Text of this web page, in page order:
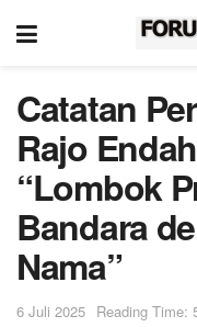
Catatan
Rajo
“Lombok
Bandara
Nama”
6 Juli 2025 Reading Time: